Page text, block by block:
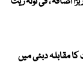
اور بھارت کا مقابلہ دبئی میں